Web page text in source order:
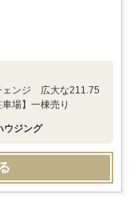
ンジ 広大な211.75
場】一棟売り
ウジング